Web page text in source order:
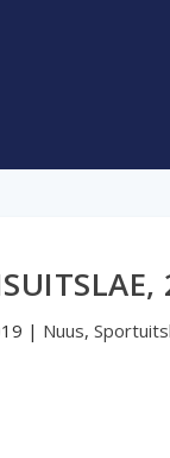
| Nuus,